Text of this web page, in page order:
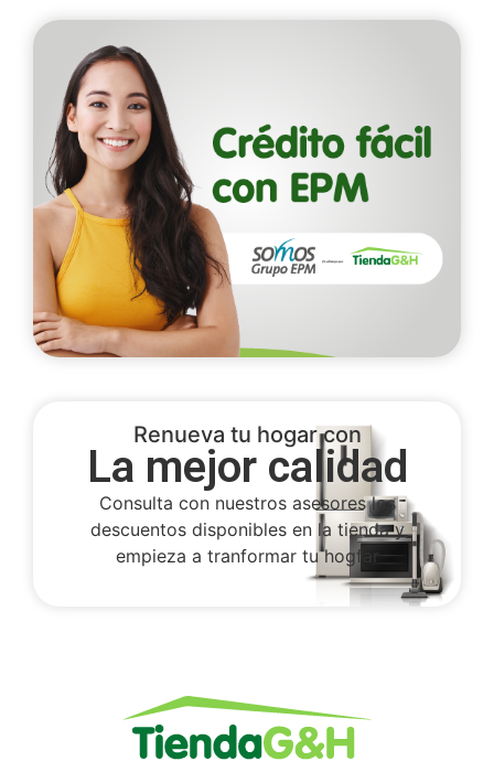
Renueva tu hogar con
La mejor calidad
Consulta con nuestros asesores los
descuentos disponibles en la tienda y
empieza a tranformar tu hogfar